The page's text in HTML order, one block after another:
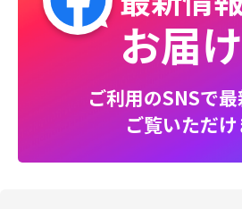
お届
ご利用のSNSで
ご覧いただ